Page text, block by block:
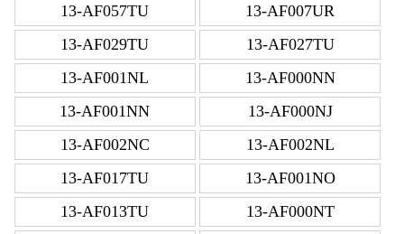
13-AF057TU
13-AF007UR
13-AF029TU
13-AF027TU
13-AF001NL
13-AF000NN
13-AF001NN
13-AF000NJ
13-AF002NC
13-AF002NL
13-AF017TU
13-AF001NO
13-AF013TU
13-AF000NT